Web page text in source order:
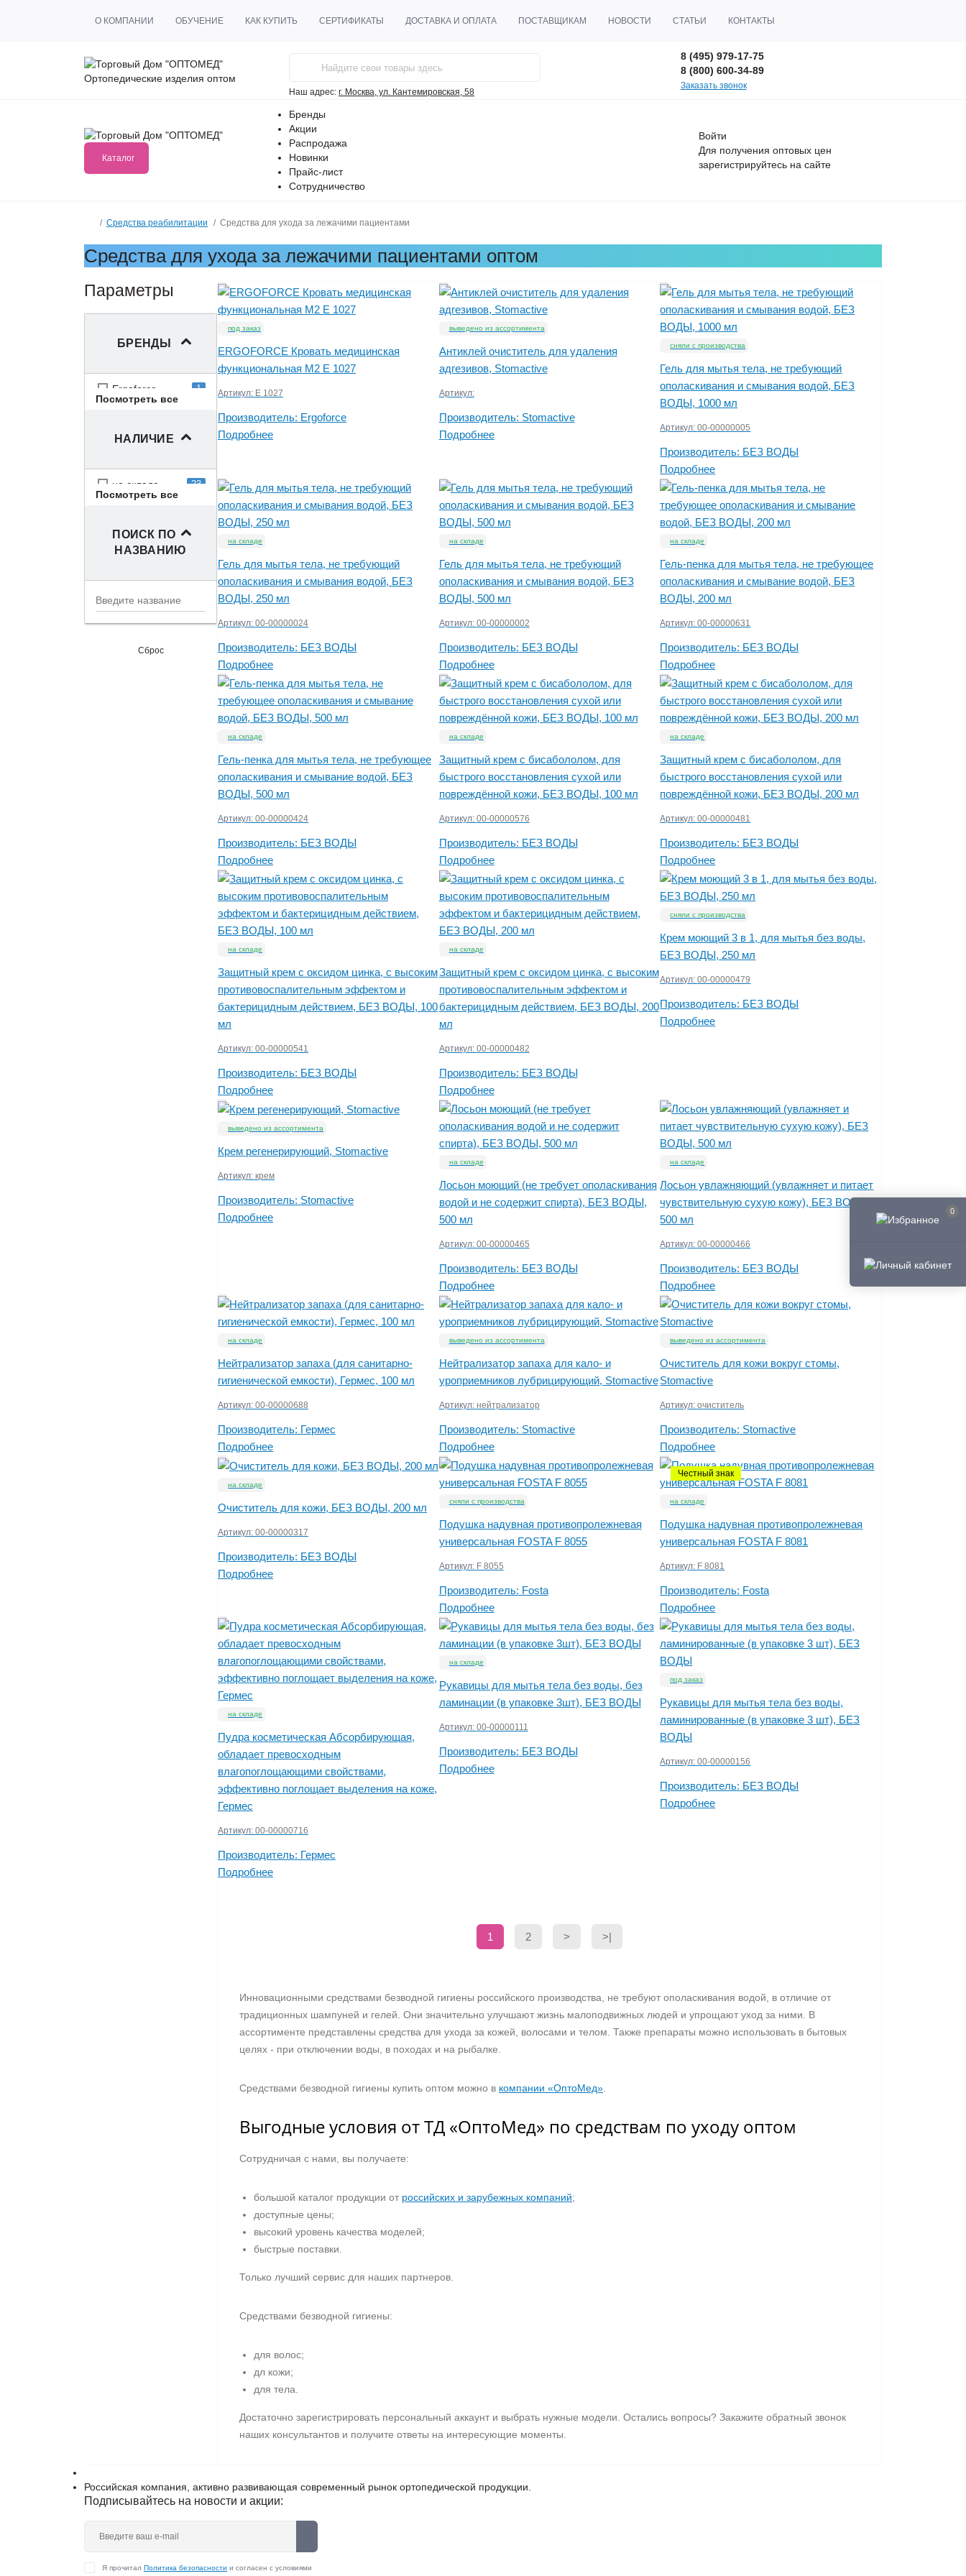
0
О КОМПАНИИ ОБУЧЕНИЕ КАК КУПИТЬ СЕРТИФИКАТЫ ДОСТАВКА И ОПЛАТА ПОСТАВЩИКАМ НОВОСТИ СТАТЬИ КОНТАКТЫ
Ортопедические изделия оптом
Наш адрес: г. Москва, ул. Кантемировская, 58
8 (495) 979-17-75
8 (800) 600-34-89
Заказать звонок
Каталог
Бренды
Акции
Распродажа
Новинки
Прайс-лист
Сотрудничество
Войти
Для получения оптовых цен
зарегистрируйтесь на сайте
Средства реабилитации Средства для ухода за лежачими пациентами
Средства для ухода за лежачими пациентами оптом
Параметры
БРЕНДЫ
Ergoforce 1
Fosta
БЕЗ ВОДЫ
Посмотреть все
НАЛИЧИЕ
на складе 23
выведено из
сняли с
производства
Посмотреть все
ПОИСК ПО
НАЗВАНИЮ
Сброс
под заказ
ERGOFORCE Кровать медицинская
функциональная M2 E 1027
Артикул: E 1027
Производитель: Ergoforce
Подробнее
выведено из ассортимента
Антиклей очиститель для удаления
адгезивов, Stomactive
Артикул:
Производитель: Stomactive
Подробнее
сняли с производства
Гель для мытья тела, не требующий
ополаскивания и смывания водой, БЕЗ
ВОДЫ, 1000 мл
Артикул:00-00000005
Производитель: БЕЗ ВОДЫ
Подробнее
на складе
Гель для мытья тела, не требующий
ополаскивания и смывания водой, БЕЗ
ВОДЫ, 250 мл
Артикул: 00-00000024
Производитель: БЕЗ ВОДЫ
Подробнее
на складе
Гель для мытья тела, не требующий
ополаскивания и смывания водой, БЕЗ
ВОДЫ, 500 мл
Артикул: 00-00000002
Производитель: БЕЗ ВОДЫ
Подробнее
на складе
Гель-пенка для мытья тела, не требующее
ополаскивания и смывание водой, БЕЗ
ВОДЫ, 200 мл
Артикул:00-00000631
Производитель: БЕЗ ВОДЫ
Подробнее
на складе
Гель-пенка для мытья тела, не требующее
ополаскивания и смывание водой, БЕЗ
ВОДЫ, 500 мл
Артикул: 00-00000424
Производитель: БЕЗ ВОДЫ
Подробнее
на складе
Защитный крем с бисабололом, для
быстрого восстановления сухой или
повреждённой кожи, БЕЗ ВОДЫ, 100 мл
Артикул: 00-00000576
Производитель: БЕЗ ВОДЫ
Подробнее
на складе
Защитный крем с бисабололом, для
быстрого восстановления сухой или
повреждённой кожи, БЕЗ ВОДЫ, 200 мл
Артикул:00-00000481
Производитель: БЕЗ ВОДЫ
Подробнее
на складе
Защитный крем с оксидом цинка, с высоким
противовоспалительным эффектом и
бактерицидным действием, БЕЗ ВОДЫ, 100
мл
Артикул: 00-00000541
Производитель: БЕЗ ВОДЫ
Подробнее
на складе
Защитный крем с оксидом цинка, с высоким
противовоспалительным эффектом и
бактерицидным действием, БЕЗ ВОДЫ, 200
мл
Артикул: 00-00000482
Производитель: БЕЗ ВОДЫ
Подробнее
сняли с производства
Крем моющий 3 в 1, для мытья без воды,
БЕЗ ВОДЫ, 250 мл
Артикул:00-00000479
Производитель: БЕЗ ВОДЫ
Подробнее
выведено из ассортимента
Крем регенерирующий, Stomactive
Артикул: крем
Производитель: Stomactive
Подробнее
на складе
Лосьон моющий (не требует ополаскивания
водой и не содержит спирта), БЕЗ ВОДЫ,
500 мл
Артикул: 00-00000465
Производитель: БЕЗ ВОДЫ
Подробнее
на складе
Лосьон увлажняющий (увлажняет и питает
чувствительную сухую кожу), БЕЗ ВОДЫ,
500 мл
Артикул:00-00000466
Производитель: БЕЗ ВОДЫ
Подробнее
на складе
Нейтрализатор запаха (для санитарно-
гигиенической емкости), Гермес, 100 мл
Артикул: 00-00000688
Производитель: Гермес
Подробнее
выведено из ассортимента
Нейтрализатор запаха для кало- и
уроприемников лубрицирующий, Stomactive
Артикул: нейтрализатор
Производитель: Stomactive
Подробнее
выведено из ассортимента
Очиститель для кожи вокруг стомы,
Stomactive
Артикул:очиститель
Производитель: Stomactive
Подробнее
на складе
Очиститель для кожи, БЕЗ ВОДЫ, 200 мл
Артикул: 00-00000317
Производитель: БЕЗ ВОДЫ
Подробнее
сняли с производства
Подушка надувная противопролежневая
универсальная FOSTA F 8055
Артикул: F 8055
Производитель: Fosta
Подробнее
Честный знак
на складе
Подушка надувная противопролежневая
универсальная FOSTA F 8081
Артикул: F 8081
Производитель: Fosta
Подробнее
на складе
Пудра косметическая Абсорбирующая,
обладает превосходным
влагопоглощающими свойствами,
эффективно поглощает выделения на коже,
Гермес
Артикул: 00-00000716
Производитель: Гермес
Подробнее
на складе
Рукавицы для мытья тела без воды, без
ламинации (в упаковке 3шт), БЕЗ ВОДЫ
Артикул: 00-00000111
Производитель: БЕЗ ВОДЫ
Подробнее
под заказ
Рукавицы для мытья тела без воды,
ламинированные (в упаковке 3 шт), БЕЗ
ВОДЫ
Артикул:00-00000156
Производитель: БЕЗ ВОДЫ
Подробнее
1 2 > >|
Инновационными средствами безводной гигиены российского производства, не требуют ополаскивания водой, в отличие от
традиционных шампуней и гелей. Они значительно улучшают жизнь малоподвижных людей и упрощают уход за ними. В
ассортименте представлены средства для ухода за кожей, волосами и телом. Также препараты можно использовать в бытовых
целях - при отключении воды, в походах и на рыбалке.
Средствами безводной гигиены купить оптом можно в компании «ОптоМед»
Выгодные условия от ТД «ОптоМед» по средствам по уходу оптом
Сотрудничая с нами, вы получаете:
большой каталог продукции от российских и зарубежных компаний;
доступные цены;
высокий уровень качества моделей;
быстрые поставки.
Только лучший сервис для наших партнеров.
Средствами безводной гигиены:
для волос;
дл кожи;
для тела.
Достаточно зарегистрировать персональный аккаунт и выбрать нужные модели. Остались вопросы? Закажите обратный звонок
наших консультантов и получите ответы на интересующие моменты.
Российская компания, активно развивающая современный рынок ортопедической продукции.
Подписывайтесь на новости и акции:
Я прочитал Политика безопасности и согласен с условиями